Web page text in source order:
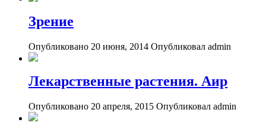
Зрение
Опубликовано 20 июня, 2014 Опубликовал admin
Лекарственные растения. Аир
Опубликовано 20 апреля, 2015 Опубликовал admin